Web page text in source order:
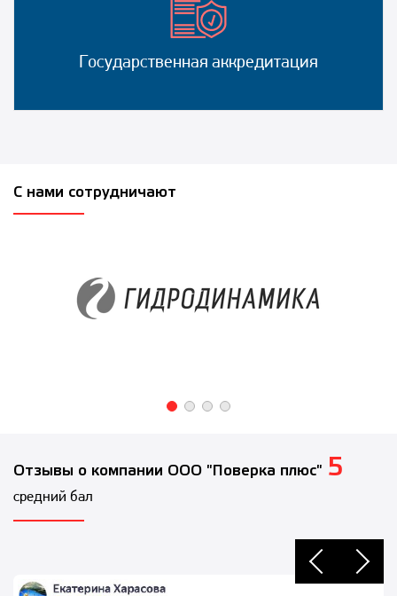
Государственная аккредитация
С нами сотрудничают
Отзывы о компании ООО "Поверка плюс" 5
средний бал